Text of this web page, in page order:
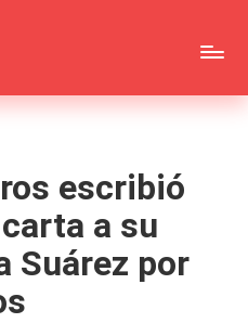
escribió
a su
Suárez por